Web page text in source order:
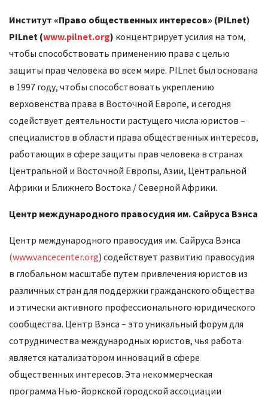
Институт «Право общественных интересов» (PILnet)
PILnet (www.pilnet.org) концентрирует усилия на том,
чтобы способствовать применению права с целью
защиты прав человека во всем мире. PILnet был основана
в 1997 году, чтобы способствовать укреплению
верховенства права в Восточной Европе, и сегодня
содействует деятельности растущего числа юристов –
специалистов в области права общественных интересов,
работающих в сфере защиты прав человека в странах
Центральной и Восточной Европы, Азии, Центральной
Африки и Ближнего Востока / Северной Африки.
Центр международного правосудия им. Сайруса Вэнса
Центр международного правосудия им. Сайруса Вэнса
(www.vancecenter.org) содействует развитию правосудия
в глобальном масштабе путем привлечения юристов из
различных стран для поддержки гражданского общества
и этически активного профессионального юридического
сообщества. Центр Вэнса – это уникальный форум для
сотрудничества международных юристов, чья работа
является катализатором инноваций в сфере
общественных интересов. Эта некоммерческая
программа Нью-йоркской городской ассоциации